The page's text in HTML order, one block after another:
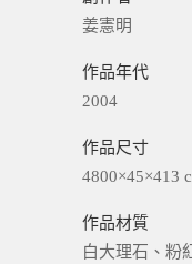
姜憲明
作品年代
2004
作品尺寸
4800×45×413
作品材質
白大理石、粉